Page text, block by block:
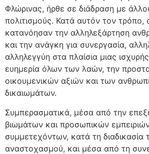
Φλώρινας, ήρθε σε διάδραση με
πολιτισμούς. Κατά αυτόν τον τρόπο,
κατανόησαν την αλληλεξάρτηση
και την ανάγκη για συνεργασία,
αλληλεγγύη στα πλαίσια μιας
ευημερία όλων των λαών, την
οικουμενικών αξιών και των
δικαιωμάτων.
Συμπερασματικά, μέσα από την
βιωμάτων και προσωπικών
συμμετεχόντων, κατά τη διαδικασία
αναστοχασμού, και μέσα από τη